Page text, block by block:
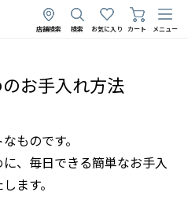
店舗検索 検索 お気に入り カート メニュー
お手入れ方法
ものです。
、毎日できる簡単なお手入
ます。